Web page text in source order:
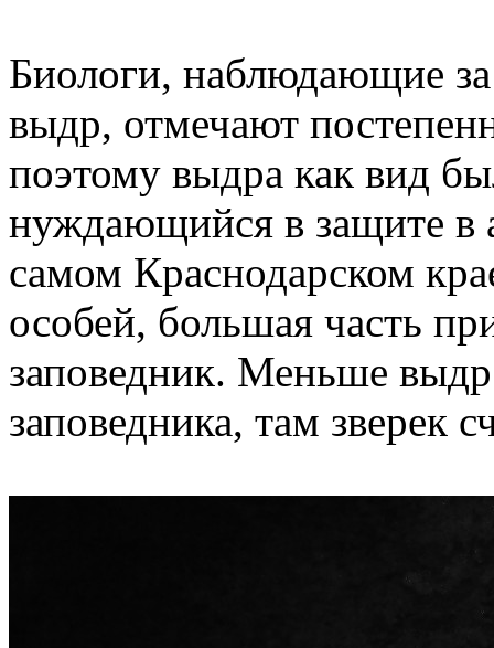
Биологи, наблюдающие
выдр, отмечают
поэтому выдра как вид
нуждающийся в защите в
самом Краснодарском
особей, большая часть
заповедник. Меньше
заповедника, там зверек